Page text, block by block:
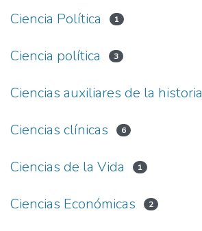
Ciencia Política 1
Ciencia política 3
Ciencias auxiliares de la historia
Ciencias clínicas 6
Ciencias de la Vida 1
Ciencias Económicas 2